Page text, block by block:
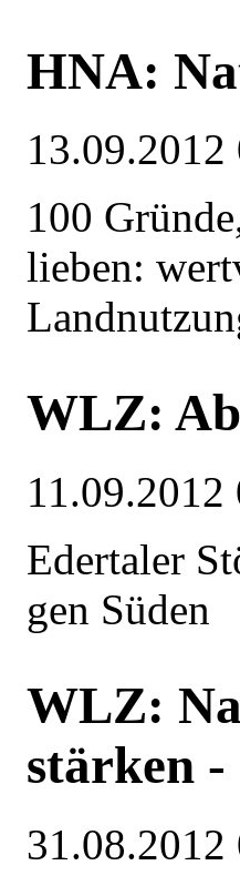
HNA:
13.09.2012
100
lieben:
WLZ:
11.09.2012
Edertaler
gen Süden
WLZ:
stärken -
31.08.2012